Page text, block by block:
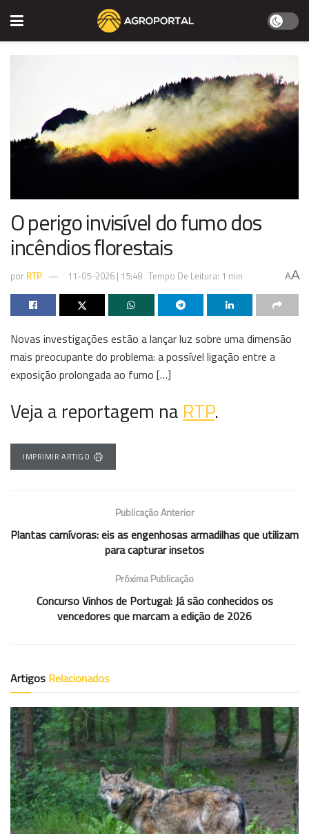
O perigo invisível do fumo dos
incêndios florestais
por RTP 11-05-2026 | 15:48 Tempo De Leitura: 1 min AA
Novas investigações estão a lançar luz sobre uma dimensão
mais preocupante do problema: a possível ligação entre a
exposição prolongada ao fumo […]
Veja a reportagem naRTP.
IMPRIMIR ARTIGO
Publicação Anterior
Plantas carnívoras: eis as engenhosas armadilhas que utilizam
para capturar insetos
Próxima Publicação
Concurso Vinhos de Portugal: Já são conhecidos os
vencedores que marcam a edição de 2026
Artigos Relacionados